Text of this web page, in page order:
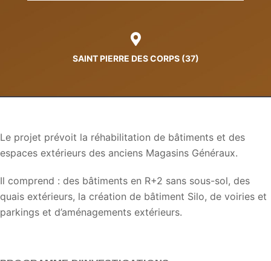
SAINT PIERRE DES CORPS (37)
Le projet prévoit la réhabilitation de bâtiments et des
espaces extérieurs des anciens Magasins Généraux.
Il comprend : des bâtiments en R+2 sans sous-sol, des
quais extérieurs, la création de bâtiment Silo, de voiries et
parkings et d’aménagements extérieurs.